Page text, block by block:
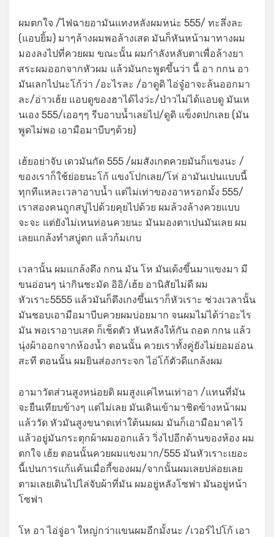
ผมตกใจ /ไฟฉายอามันแทงหลังผมหน่ะ 555/ ทะลึ่งละ
(แอบยิ้ม) มาๆล้างผมพอล้างเสด มันก็หันหน้ามาทางผม
มองลงไปที่ควยผม ขณะนั้น ผมกำลังหลับตาเพื่อล้างยา
สระผมออกจากหัวผม แล้วมันกะพูดขึ้นว่า นี้ อา กกน อา
มันเลกไปนะโก้ว่า /อะไรละ /อาดูดิ ไอ่จู๋อาจะล้นออกมา
ละ/อ่าวเฮ้ย แอบดูของฮาได้ไงว่ะ/ป่าวไม่ได้แอบดู มันเห
นเอง 555/เออๆๆ รีบอาบน้ำเลยไป/ดูดิ แข็งดปกเลย (มัน
พูดไม่พอ เอามือมาบีบๆด้วย)
เฮ้ยอย่าจับ เดวมันกัด 555 /ผมสังเกตควยมันก็แขงนะ /
ของเราก็ใช้ย่อยนะโก้ แขงโปกเลย/โห่ อามันเปนแบบนี้
ทุกทีแหละเวลาอาบน้ำ แต่ไม่เท่าของอาหรอกมั้ง 555/
เราสองคนถูกสบู่ไปด้วยคุยไปด้วย ผมล้วงล้างควยแบบ
จะจะ แต่ยังไม่เหนท่อนควยนะ มันมองตาเปนมันเลย ผม
เลยแกล้งทำสบู่ตก แล้วก้มเกบ
เวลานั้น ผมแกล้งดึง กกน มัน โห มันเด้งขึ้นมาแขงมา มี
ขนอ่อนๆ น่ากินชะมัด อิอิ/เฮ้ย อานิสัยไม่ดี ผม
หัวเราะ5555 แล้วมันก็ดึงเกงขึ้นเราก็หัวเราะ ช่วงเวลานั้น
มันชอบเอามือมาบีบควยผมบ่อยมาก จนผมไม่ได้ว่าอะไร
มัน พอเราอาบเสด ก็เช็ดตัว หันหลังให้กัน ถอด กกน แล้ว
นุ่งผ้าออกจากห้องน้ำ ตอนนั้น ควยเราทั้งคู่ยังไม่ยอมอ่อน
สะที ตอนนั้น ผมยินส่องกระจก ไอ่โก้ตัวดีแกล้งผม
อามาวัดส่วนสูงหน่อยดิ ผมสูงแค่ไหนเท่าอา /แทนที่มัน
จะยืนเทียบข้างๆ แต่ไม่เลย มันเดินเข้ามาชิดข้างหน้าผม
แล้ววัด หัวมันสูงขนาดเท่าใต้นมผม มันก็เอามือมาคไว้
แล้วอยู่มันกระตุกผ้าผมออกแล้ว วิ่งไปอีกด้านของห้อง ผม
ตกใจ เฮ้ย ตอนนั้นควยผมแขงมาก/555 มันหัวเราะเยอะ
นี้เปนการแก้แค้นเมื่อกี้ของผม/จากนั้นผมเลยปล่อยเลย
ตามเลยเดินไปไล่จับผ้าที่มัน ผมอยู่หลังโซฟา มันอยู่หน้า
โซฟา
โห อา ไอ่จู่อา ใหญ่กว่าแขนผมอีกมั้งนะ /เวอร์ไปโก้ เอา